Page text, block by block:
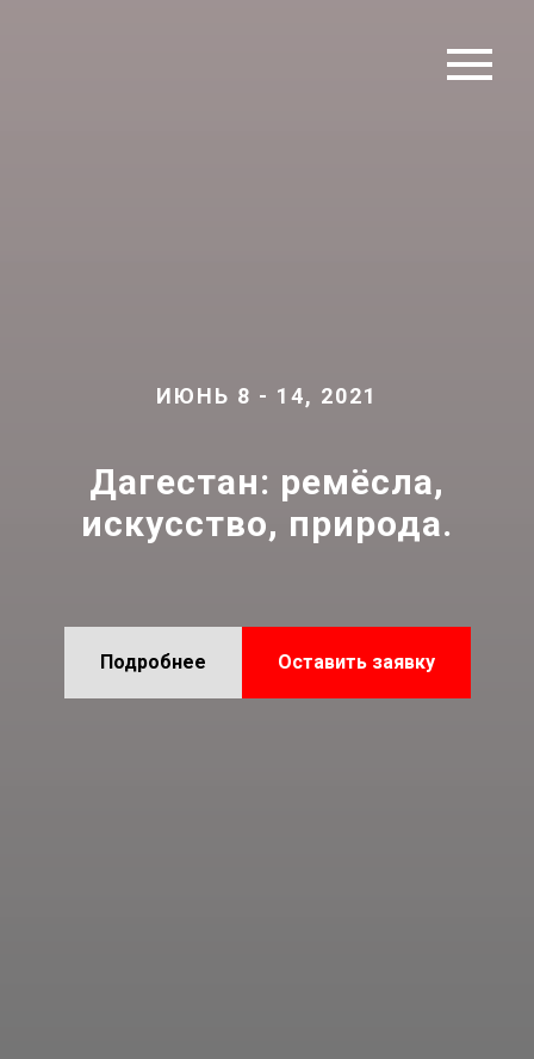
ИЮНЬ 8 - 14, 2021
Дагестан: ремёсла,
искусство, природа.
Подробнее Оставить заявку